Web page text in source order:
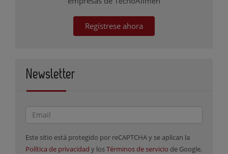
Regístrese ahora
Newsletter
Este sitio está protegido por reCAPTCHA y se aplican la
Política de privacidad y losTérminos de servicio de Google.